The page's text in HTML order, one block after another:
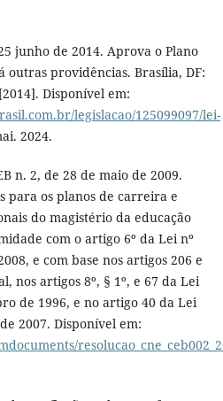
junho de 2014. Aprova o Plano
outras providências. Brasília, DF:
Disponível em:
legislacao/125099097/lei-
2024.
n. 2, de 28 de maio de 2009.
para os planos de carreira e
do magistério da educação
com o artigo 6º da Lei nº
e com base nos artigos 206 e
nos artigos 8º, § 1º, e 67 da Lei
de 1996, e no artigo 40 da Lei
2007. Disponível em: